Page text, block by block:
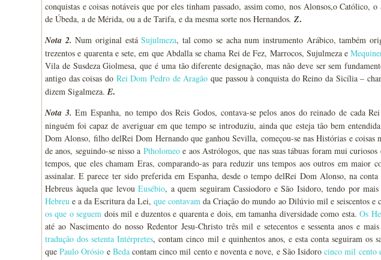
conquistas e coisas notáveis que por eles tinham passado, assim como, nos Alonsos,o Católico,
de Úbeda, a de Mérida, ou a de Tarifa, e da mesma sorte nos Hernandos. Z.
Nota 2. Num original estáSujulmeza, tal como se acha num instrumento Arábico, também
trezentos e quarenta e sete, em que Abdalla se chama Rei de Fez, Marrocos, Sujulmeza e
Vila de Susdeza Giolmesa, que é uma tão diferente designação, mas não deve ser sem
antigo das coisas do Rei Dom Pedro de Aragão que passou à conquista do Reino da Sicília –
dizem Sigalmeza.E.
Nota 3. Em Espanha, no tempo dos Reis Godos, contava-se pelos anos do reinado de cada
ninguém foi capaz de averiguar em que tempo se introduziu, ainda que esteja tão bem
Dom Alonso, filho delRei Dom Hernando que ganhou Sevilla, começou-se nas Histórias e coisas
de anos, seguindo-se nisso a Ptholomeoe aos Astrólogos, que nas suas tábuas foram mui
tempos, que eles chamam Eras, comparando-as para reduzir uns tempos aos outros em maior
assinalar. E parece ter sido preferida em Espanha, desde o tempo delRei Dom Alonso, na
Hebreus àquela que levou Eusébio, a quem seguiram Cassiodoro e São Isidoro, tendo por
Hebreu e a da Escritura da Lei,que contavam da Criação do mundo ao Dilúvio mil e seiscentos e
os que o seguem dois mil e duzentos e quarenta e dois, em tamanha diversidade como esta.Os
até ao Nascimento do nosso Redentor Jesu-Christo três mil e setecentos e sessenta anos e
tradução dos setenta Intérpretes, contam cinco mil e quinhentos anos, e esta conta seguiram os
quePaulo Orósio e Bedacontam cinco mil cento e noventa e nove, e São Isidorocinco mil cento